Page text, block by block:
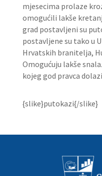
mjesecima prolaze
omogućili lakše
grad postavljeni su
postavljene su tako u
Hrvatskih branitelja,
Omogućuju lakše
kojeg god pravca
{slike}putokazi{/slike}